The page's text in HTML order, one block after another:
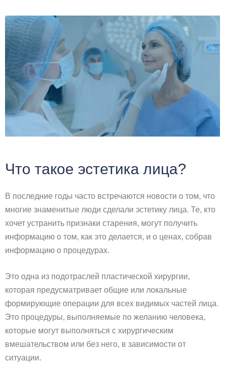
Что такое эстетика лица?
В последние годы часто встречаются новости о том, что
многие знаменитые люди сделали эстетику лица. Те, кто
хочет устранить признаки старения, могут получить
информацию о том, как это делается, и о ценах, собрав
информацию о процедурах.
Это одна из подотраслей пластической хирургии,
которая предусматривает общие или локальные
формирующие операции для всех видимых частей лица.
Это процедуры, выполняемые по желанию человека,
которые могут выполняться с хирургическим
вмешательством или без него, в зависимости от
ситуации.